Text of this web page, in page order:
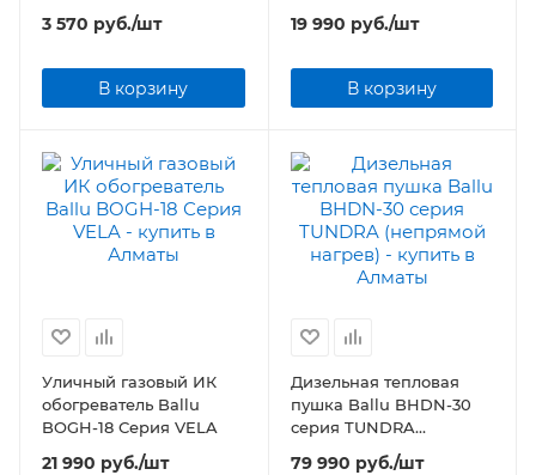
(комплект теплого пола)
3 570 руб./шт
В корзину
19 990 руб./шт
В корзину
Уличный газовый ИК
обогреватель Ballu
BOGH-18 Серия VELA
21 990 руб./шт
Дизельная тепловая
пушка Ballu BHDN-30
серия TUNDRA
(непрямой нагрев)
79 990 руб./шт